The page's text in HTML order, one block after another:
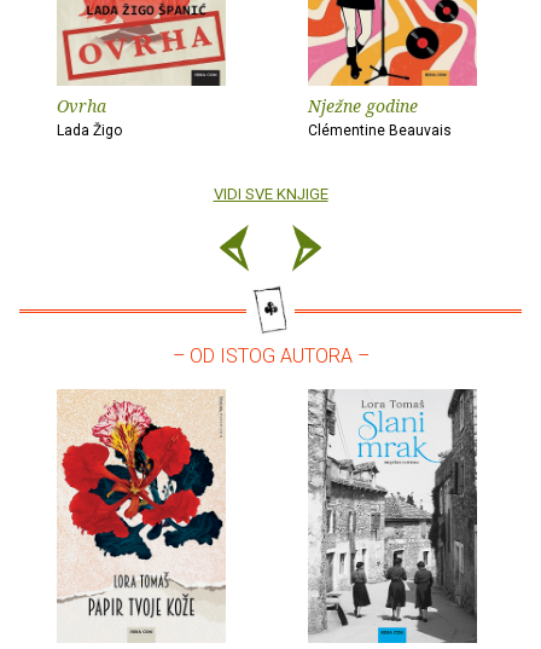
Ovrha
Lada Žigo
Nježne godine
Clémentine Beauvais
VIDI SVE KNJIGE
– OD ISTOG AUTORA –